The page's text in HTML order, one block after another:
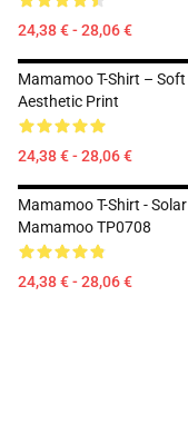
24,38 € - 28,06 €
Mamamoo T-Shirt – Soft
Aesthetic Print
24,38 € - 28,06 €
Mamamoo T-Shirt - Solar
Mamamoo TP0708
24,38 € - 28,06 €